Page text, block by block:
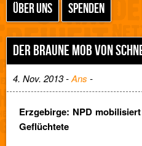
ÜBER UNS
SPENDEN
DER BRAUNE MOB VON
4. Nov. 2013 -Ans -
Erzgebirge: NPD
Geflüchtete